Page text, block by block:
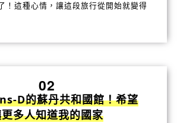
！這種心情，讓這段旅行從開始就變得
02
D的蘇丹共和國館！希望
多人知道我的國家